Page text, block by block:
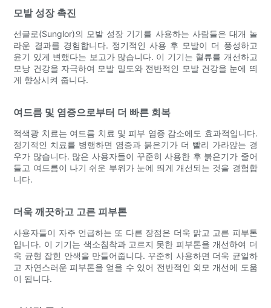
모발 성장 촉진
선글로(Sunglor)의 모발 성장 기기를 사용하는 사람들은 대개 놀
라운 결과를 경험합니다. 정기적인 사용 후 모발이 더 풍성하고
윤기 있게 변했다는 보고가 많습니다. 이 기기는 혈류를 개선하고
모낭 건강을 자극하여 모발 밀도와 전반적인 모발 건강을 눈에 띄
게 향상시켜 줍니다.
여드름 및 염증으로부터 더 빠른 회복
적색광 치료는 여드름 치료 및 피부 염증 감소에도 효과적입니다.
정기적인 치료를 병행하면 염증과 붉은기가 더 빨리 가라앉는 경
우가 많습니다. 많은 사용자들이 꾸준히 사용한 후 붉은기가 줄어
들고 여드름이 나기 쉬운 부위가 눈에 띄게 개선되는 것을 경험합
니다.
더욱 깨끗하고 고른 피부톤
사용자들이 자주 언급하는 또 다른 장점은 더욱 맑고 고른 피부톤
입니다. 이 기기는 색소침착과 고르지 못한 피부톤을 개선하여 더
욱 균형 잡힌 안색을 만들어줍니다. 꾸준히 사용하면 더욱 균일하
고 자연스러운 피부톤을 얻을 수 있어 전반적인 외모 개선에 도움
이 됩니다.